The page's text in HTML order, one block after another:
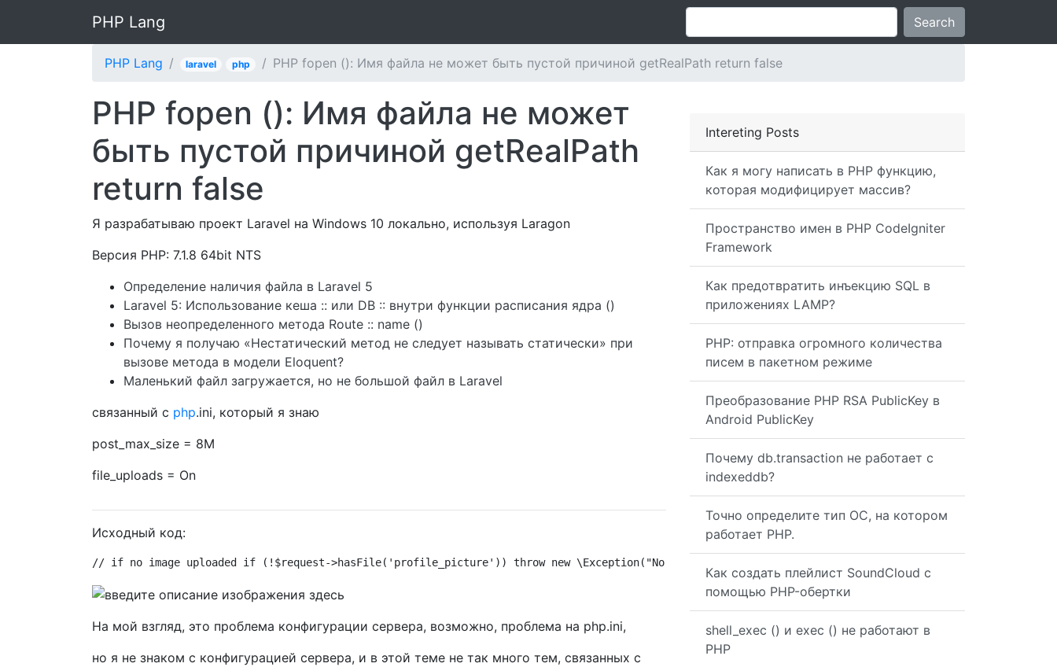
PHP Lang Search
PHP Lang laravel php PHP fopen (): Имя файла не может быть пустой причиной getRealPath return false
Intereting Posts
Как я могу написать в PHP функцию,
которая модифицирует массив?
Пространство имен в PHP CodeIgniter
Framework
Как предотвратить инъекцию SQL в
приложениях LAMP?
PHP: отправка огромного количества
писем в пакетном режиме
Преобразование PHP RSA PublicKey в
Android PublicKey
Почему db.transaction не работает с
indexeddb?
Точно определите тип ОС, на котором
работает PHP.
Как создать плейлист SoundCloud с
помощью PHP-обертки
shell_exec () и exec () не работают в
PHP
PHP fopen (): Имя файла не может
быть пустой причиной getRealPath
return false
Я разрабатываю проект Laravel на Windows 10 локально, используя Laragon
Версия PHP: 7.1.8 64bit NTS
Определение наличия файла в Laravel 5
Laravel 5: Использование кеша :: или DB :: внутри функции расписания ядра ()
Вызов неопределенного метода Route :: name ()
Почему я получаю «Нестатический метод не следует называть статически» при
вызове метода в модели Eloquent?
Маленький файл загружается, но не большой файл в Laravel
связанный с php.ini, который я знаю
post_max_size = 8M
file_uploads = On
Исходный код:
// if no image uploaded if (!$request->hasFile('profile_picture')) throw new \Exception("No image found"); // get uploaded image $image =
На мой взгляд, это проблема конфигурации сервера, возможно, проблема на php.ini,
но я не знаком с конфигурацией сервера, и в этой теме не так много тем, связанных с